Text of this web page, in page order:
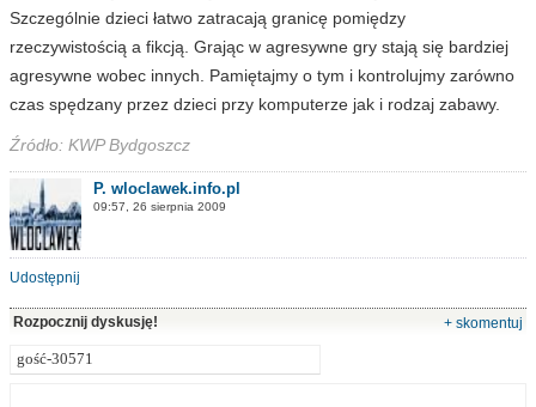
Szczególnie dzieci łatwo zatracają granicę pomiędzy
rzeczywistością a fikcją. Grając w agresywne gry stają się bardziej
agresywne wobec innych. Pamiętajmy o tym i kontrolujmy zarówno
czas spędzany przez dzieci przy komputerze jak i rodzaj zabawy.
Źródło: KWP Bydgoszcz
P. wloclawek.info.pl
09:57, 26 sierpnia 2009
Udostępnij
Rozpocznij dyskusję! + skomentuj